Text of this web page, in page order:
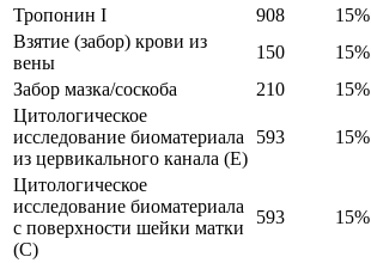
Тропонин I 908 15%
Взятие (забор) крови из
вены
150 15%
Забор мазка/соскоба
210 15%
Цитологическое
исследование биоматериала
из цервикального канала (E)
593 15%
Цитологическое
исследование биоматериала
с поверхности шейки матки
(С)
593 15%